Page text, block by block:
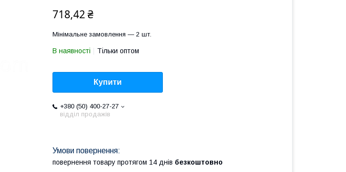
718,42 ₴
Мінімальне замовлення — 2 шт.
В наявності Тільки оптом
Купити
+380 (50) 400-27-27
відділ продажів
повернення товару протягом 14 днів безкоштовно